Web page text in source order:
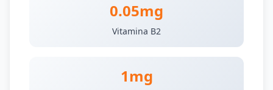
0.05mg
Vitamina B2
1mg